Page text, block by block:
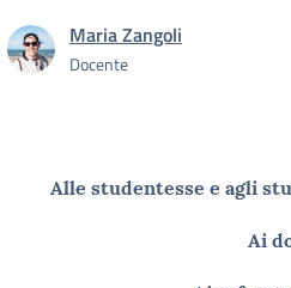
Maria Zangoli
Docente
Alle studentesse e agli
Ai